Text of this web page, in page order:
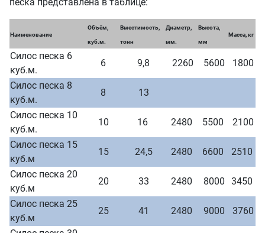
Наименование
Объём,
куб.м.
Вместимость,
тонн
Диаметр,
мм.
Высота,
мм
Масса, кг
Силос песка 6
куб.м.
6 9,8 2260 5600
1800
Силос песка 8
куб.м.
8
13
Силос песка 10
куб.м.
10 16 2480 5500
2100
Силос песка 15
куб.м
15 24,5 2480 6600
2510
Силос песка 20
куб.м
20 33 2480 8000
3450
Силос песка 25
куб.м
25 41 2480 9000
3760